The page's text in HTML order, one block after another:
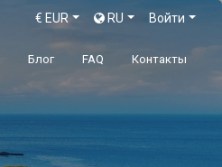
Войти
RU
€ EUR
Блог FAQ Контакты